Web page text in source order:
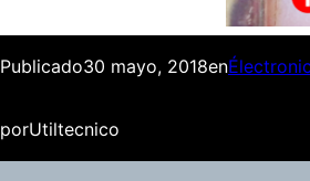
Publicado30 mayo, 2018en
porUtiltecnico